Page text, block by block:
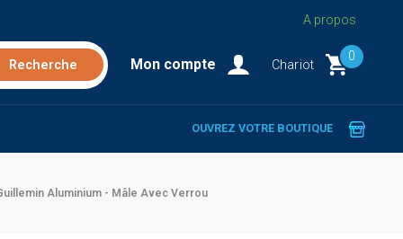
A propos
Mon compte Chariot
0
OUVREZ VOTRE BOUTIQUE
Aluminium - Mâle Avec Verrou